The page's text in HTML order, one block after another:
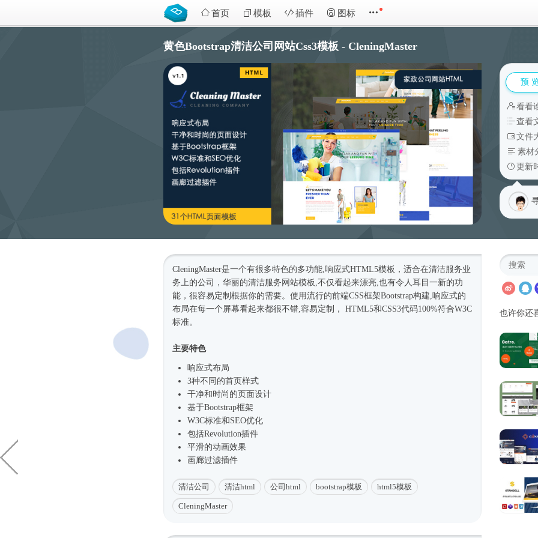
首页 模板 插件 图标
黄色Bootstrap清洁公司网站Css3模板 - CleningMaster
预
看看
查看
文件
素材
更新
CleningMaster是一个有很多特色的多功能,响应式HTML5模板 ，适合在清洁服务业
务上的公司，华丽的清洁服务 网站模板 ,不仅看起来漂亮,也有令人耳目一新的功
能，很容易定制根据你的需要。使用流行的前端CSS框架Bootstrap构建,响应式的
布局在每一个屏幕看起来都很不错,容易定制， HTML5和CSS3代码100%符合W3C
标准。
主要特色
响应式布局
3种不同的首页样式
干净和 时尚 的页面设计
基于Bootstrap框架
W3C标准和SEO优化
包括Revolution插件
平滑的动画效果
画廊过滤插件
清洁公司 清洁html 公司html bootstrap模板 html5模板
CleningMaster
也许你还